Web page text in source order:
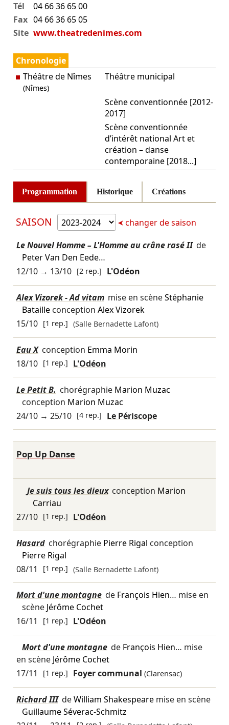
Tél
04 66 36 65 00
Fax 04 66 36 65 05
Site www.theatredenimes.com
Chronologie
Théâtre de Nîmes
(Nîmes)
Théâtre municipal
Scène conventionnée [2012-
2017]
Scène conventionnée
d’intérêt national Art et
création – danse
contemporaine [2018...]
Programmation Historique Créations
SAISON changer de saison
Le Nouvel Homme – L'Homme au crâne rasé II de
Peter Van Den Eede…
12/10→ 13/10 [2 rep.] L'Odéon
Alex Vizorek - Ad vitam mise en scèneStéphanie
Batailleconception Alex Vizorek
15/10 [1 rep.] (Salle Bernadette Lafont)
Eau X conception Emma Morin
18/10 [1 rep.] L'Odéon
Le Petit B. chorégraphie Marion Muzac
conception Marion Muzac
24/10→ 25/10 [4 rep.] Le Périscope
Pop Up Danse
Je suis tous les dieux conception Marion
Carriau
27/10 [1 rep.] L'Odéon
Hasard chorégraphie Pierre Rigal conception
Pierre Rigal
08/11
[1 rep.] (Salle Bernadette Lafont)
Mort d'une montagne de François Hien… mise en
scène Jérôme Cochet
16/11
[1 rep.] L'Odéon
Mort d'une montagne de François Hien… mise
en scène Jérôme Cochet
17/11
[1 rep.] Foyer communal (Clarensac)
Richard III deWilliam Shakespearemise en scène
Guillaume Séverac-Schmitz